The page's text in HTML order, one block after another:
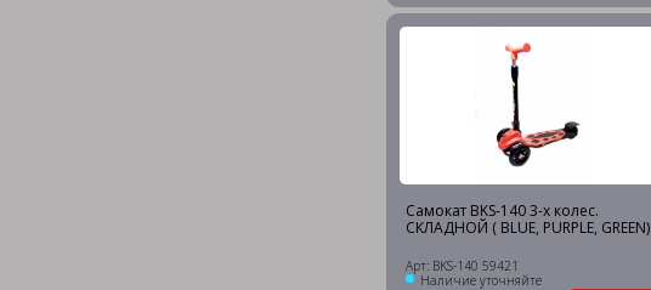
Самокат BKS-140 3-х колес.
СКЛАДНОЙ ( BLUE, PURPLE, GREEN)
Арт: BKS-140 59421
Наличие уточняйте